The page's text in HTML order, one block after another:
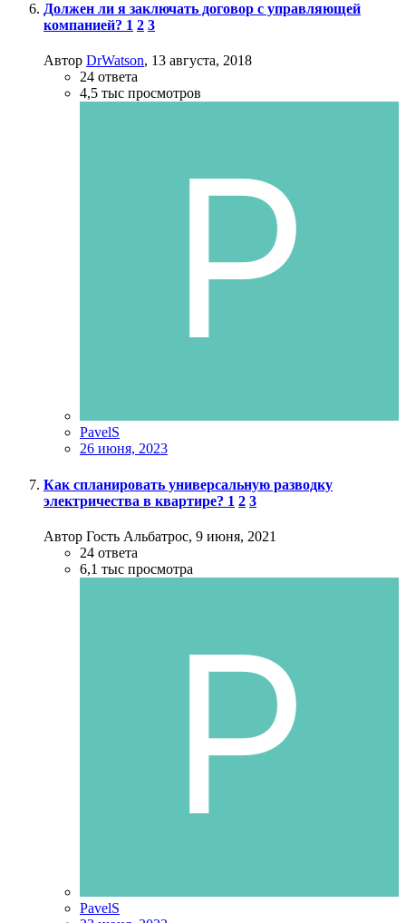
Должен ли я заключать договор с управляющей
компанией? 1 2 3
Автор DrWatson, 13 августа, 2018
24 ответа
4,5 тыс просмотров
PavelS
26 июня, 2023
Как спланировать универсальную разводку
электричества в квартире? 1 2 3
Автор Гость Альбатрос, 9 июня, 2021
24 ответа
6,1 тыс просмотра
PavelS